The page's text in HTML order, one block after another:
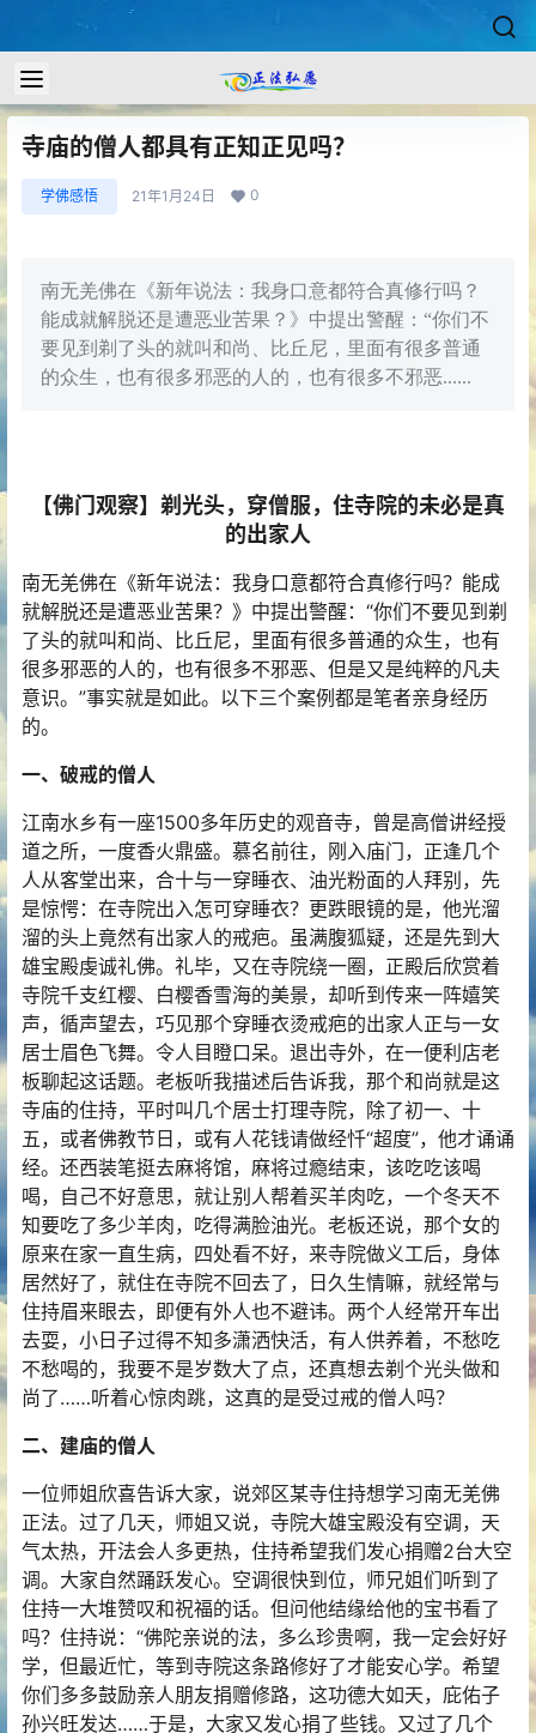
寺庙的僧人都具有正知正见吗？
学佛感悟 21年1月24日 0
南无羌佛在《新年说法：我身口意都符合真修行吗？
能成就解脱还是遭恶业苦果？》中提出警醒：“你们不
要见到剃了头的就叫和尚、比丘尼，里面有很多普通
的众生，也有很多邪恶的人的，也有很多不邪恶......
【佛门观察】剃光头，穿僧服，住寺院的未必是真
的出家人
南无羌佛在《新年说法：我身口意都符合真修行吗？能成
就解脱还是遭恶业苦果？》中提出警醒：“你们不要见到剃
了头的就叫和尚、比丘尼，里面有很多普通的众生，也有
很多邪恶的人的，也有很多不邪恶、但是又是纯粹的凡夫
意识。”事实就是如此。以下三个案例都是笔者亲身经历
的。
一、破戒的僧人
江南水乡有一座1500多年历史的观音寺，曾是高僧讲经授
道之所，一度香火鼎盛。慕名前往，刚入庙门，正逢几个
人从客堂出来，合十与一穿睡衣、油光粉面的人拜别，先
是惊愕：在寺院出入怎可穿睡衣？更跌眼镜的是，他光溜
溜的头上竟然有出家人的戒疤。虽满腹狐疑，还是先到大
雄宝殿虔诚礼佛。礼毕，又在寺院绕一圈，正殿后欣赏着
寺院千支红樱、白樱香雪海的美景，却听到传来一阵嬉笑
声，循声望去，巧见那个穿睡衣烫戒疤的出家人正与一女
居士眉色飞舞。令人目瞪口呆。退出寺外，在一便利店老
板聊起这话题。老板听我描述后告诉我，那个和尚就是这
寺庙的住持，平时叫几个居士打理寺院，除了初一、十
五，或者佛教节日，或有人花钱请做经忏“超度”，他才诵诵
经。还西装笔挺去麻将馆，麻将过瘾结束，该吃吃该喝
喝，自己不好意思，就让别人帮着买羊肉吃，一个冬天不
知要吃了多少羊肉，吃得满脸油光。老板还说，那个女的
原来在家一直生病，四处看不好，来寺院做义工后，身体
居然好了，就住在寺院不回去了，日久生情嘛，就经常与
住持眉来眼去，即便有外人也不避讳。两个人经常开车出
去耍，小日子过得不知多潇洒快活，有人供养着，不愁吃
不愁喝的，我要不是岁数大了点，还真想去剃个光头做和
尚了……听着心惊肉跳，这真的是受过戒的僧人吗？
二、建庙的僧人
一位师姐欣喜告诉大家，说郊区某寺住持想学习南无羌佛
正法。过了几天，师姐又说，寺院大雄宝殿没有空调，天
气太热，开法会人多更热，住持希望我们发心捐赠2台大空
调。大家自然踊跃发心。空调很快到位，师兄姐们听到了
住持一大堆赞叹和祝福的话。但问他结缘给他的宝书看了
吗？住持说：“佛陀亲说的法，多么珍贵啊，我一定会好好
学，但最近忙，等到寺院这条路修好了才能安心学。希望
你们多多鼓励亲人朋友捐赠修路，这功德大如天，庇佑子
孙兴旺发达……于是，大家又发心捐了些钱。又过了几个